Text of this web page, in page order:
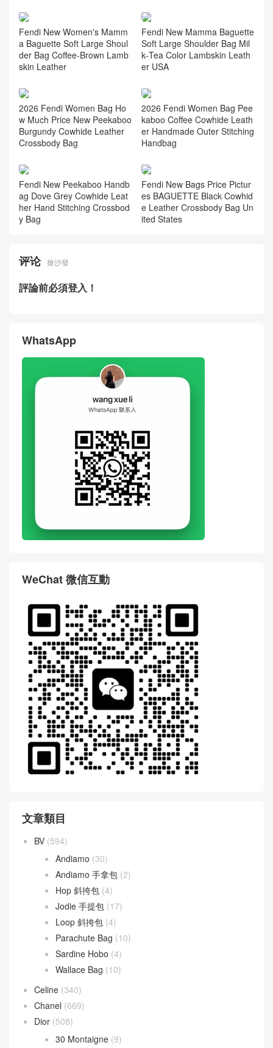
Fendi New Women's Mamm
a Baguette Soft Large Shoul
der Bag Coffee‑Brown Lamb
skin Leather
Fendi New Mamma Baguette
Soft Large Shoulder Bag Mil
k‑Tea Color Lambskin Leath
er USA
2026 Fendi Women Bag Ho
w Much Price New Peekaboo
Burgundy Cowhide Leather
Crossbody Bag
2026 Fendi Women Bag Pee
kaboo Coffee Cowhide Leath
er Handmade Outer Stitching
Handbag
Fendi New Peekaboo Handb
ag Dove Grey Cowhide Leat
her Hand Stitching Crossbod
y Bag
Fendi New Bags Price Pictur
es BAGUETTE Black Cowhid
e Leather Crossbody Bag Un
ited States
评论 搶沙發
評論前必須登入！
WhatsApp
WeChat 微信互動
文章類目
BV (594)
Andiamo (30)
Andiamo 手拿包 (2)
Hop 斜挎包 (4)
Jodie 手提包 (17)
Loop 斜挎包 (4)
Parachute Bag (10)
Sardine Hobo (4)
Wallace Bag (10)
Celine (340)
Chanel (669)
Dior (508)
30 Montaigne (9)